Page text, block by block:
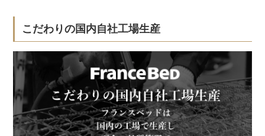
こだわりの国内自社工場生産